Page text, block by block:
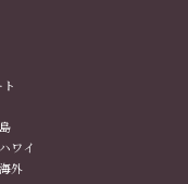
ワイ
外